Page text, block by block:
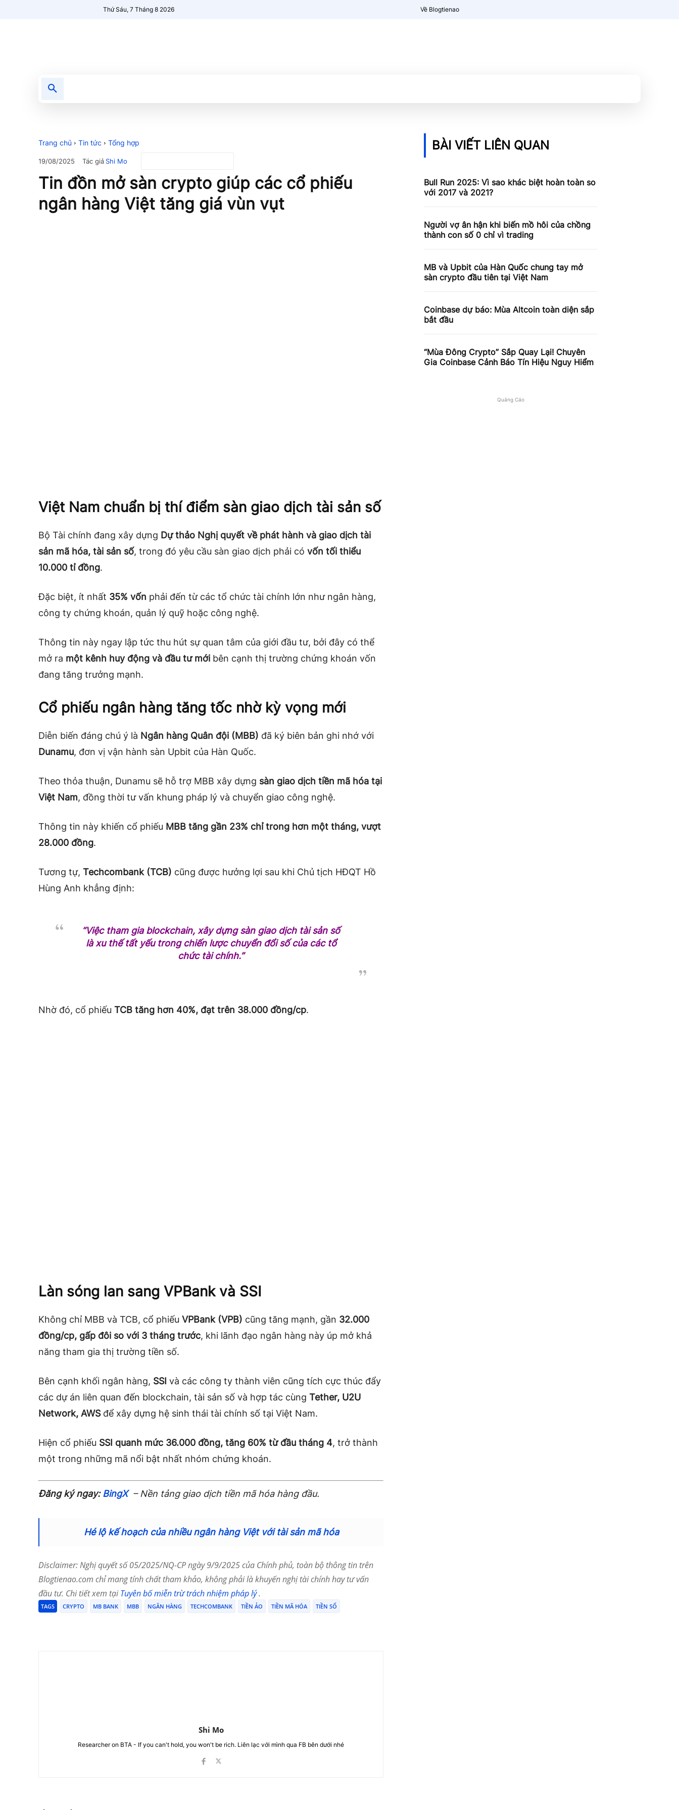
Thứ Sáu, 7 Tháng 8 2026 Về Blogtienao
Trang chủ Tin tức Tổng hợp
19/08/2025 Tác giảShi Mo
Tin đồn mở sàn crypto giúp các cổ phiếu
ngân hàng Việt tăng giá vùn vụt
Việt Nam chuẩn bị thí điểm sàn giao dịch tài sản số
Bộ Tài chính đang xây dựng Dự thảo Nghị quyết về phát hành và giao dịch tài
sản mã hóa, tài sản số, trong đó yêu cầu sàn giao dịch phải có vốn tối thiểu
10.000 tỉ đồng.
Đặc biệt, ít nhất 35% vốn phải đến từ các tổ chức tài chính lớn như ngân hàng,
công ty chứng khoán, quản lý quỹ hoặc công nghệ.
Thông tin này ngay lập tức thu hút sự quan tâm của giới đầu tư, bởi đây có thể
mở ra một kênh huy động và đầu tư mới bên cạnh thị trường chứng khoán vốn
đang tăng trưởng mạnh.
Cổ phiếu ngân hàng tăng tốc nhờ kỳ vọng mới
Diễn biến đáng chú ý là Ngân hàng Quân đội (MBB) đã ký biên bản ghi nhớ với
Dunamu, đơn vị vận hành sàn Upbit của Hàn Quốc.
Theo thỏa thuận, Dunamu sẽ hỗ trợ MBB xây dựng sàn giao dịch tiền mã hóa tại
Việt Nam, đồng thời tư vấn khung pháp lý và chuyển giao công nghệ.
Thông tin này khiến cổ phiếu MBB tăng gần 23% chỉ trong hơn một tháng, vượt
28.000 đồng.
Tương tự, Techcombank (TCB) cũng được hưởng lợi sau khi Chủ tịch HĐQT Hồ
Hùng Anh khẳng định:
“Việc tham gia blockchain, xây dựng sàn giao dịch tài sản số
là xu thế tất yếu trong chiến lược chuyển đổi số của các tổ
chức tài chính.”
Nhờ đó, cổ phiếu TCB tăng hơn 40%, đạt trên 38.000 đồng/cp.
Làn sóng lan sang VPBank và SSI
Không chỉ MBB và TCB, cổ phiếu VPBank (VPB) cũng tăng mạnh, gần 32.000
đồng/cp, gấp đôi so với 3 tháng trước, khi lãnh đạo ngân hàng này úp mở khả
năng tham gia thị trường tiền số.
Bên cạnh khối ngân hàng, SSI và các công ty thành viên cũng tích cực thúc đẩy
các dự án liên quan đến blockchain, tài sản số và hợp tác cùng Tether, U2U
Network, AWSđể xây dựng hệ sinh thái tài chính số tại Việt Nam.
Hiện cổ phiếu SSI quanh mức 36.000 đồng, tăng 60% từ đầu tháng 4, trở thành
một trong những mã nổi bật nhất nhóm chứng khoán.
Đăng ký ngay:BingX– Nền tảng giao dịch tiền mã hóa hàng đầu.
Hé lộ kế hoạch của nhiều ngân hàng Việt với tài sản mã hóa
Disclaimer: Nghị quyết số 05/2025/NQ-CP ngày 9/9/2025 của Chính phủ, toàn bộ thông tin trên
Blogtienao.com chỉ mang tính chất tham khảo, không phải là khuyến nghị tài chính hay tư vấn
đầu tư. Chi tiết xem tạiTuyên bố miễn trừ trách nhiệm pháp lý.
TAGS CRYPTO MB BANK MBB NGÂN HÀNG TECHCOMBANK TIỀN ẢO TIỀN MÃ HÓA TIỀN SỐ
Shi Mo
Researcher on BTA - If you can't hold, you won't be rich. Liên lạc với mình qua FB bên dưới nhé
BÀI VIẾT LIÊN QUAN
Bull Run 2025: Vì sao khác biệt hoàn toàn so
với 2017 và 2021?
Người vợ ân hận khi biến mồ hôi của chồng
thành con số 0 chỉ vì trading
MB và Upbit của Hàn Quốc chung tay mở
sàn crypto đầu tiên tại Việt Nam
Coinbase dự báo: Mùa Altcoin toàn diện sắp
bắt đầu
“Mùa Đông Crypto” Sắp Quay Lại! Chuyên
Gia Coinbase Cảnh Báo Tín Hiệu Nguy Hiểm
Quảng Cáo